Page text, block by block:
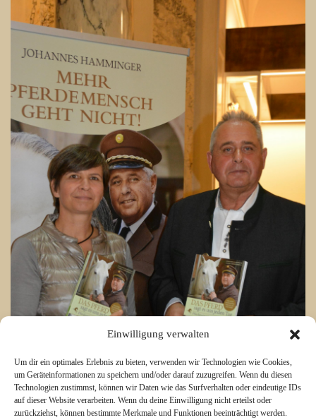
Einwilligung verwalten
Um dir ein optimales Erlebnis zu bieten, verwenden wir Technologien wie Cookies,
um Geräteinformationen zu speichern und/oder darauf zuzugreifen. Wenn du diesen
Technologien zustimmst, können wir Daten wie das Surfverhalten oder eindeutige IDs
auf dieser Website verarbeiten. Wenn du deine Einwilligung nicht erteilst oder
zurückziehst, können bestimmte Merkmale und Funktionen beeinträchtigt werden.